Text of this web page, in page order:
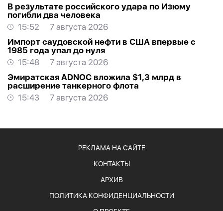
В результате российского удара по Изюму
погибли два человека
15:52
7 августа 2026
Импорт саудовской нефти в США впервые с
1985 года упал до нуля
15:48
7 августа 2026
Эмиратская ADNOC вложила $1,3 млрд в
расширение танкерного флота
15:43
7 августа 2026
РЕКЛАМА НА САЙТЕ
КОНТАКТЫ
АРХИВ
ПОЛИТИКА КОНФИДЕНЦИАЛЬНОСТИ